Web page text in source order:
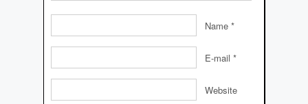
Name *
E-mail *
Website